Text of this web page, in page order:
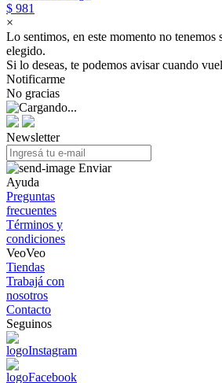
$ 981
×
Lo sentimos, en este momento no tenemos
elegido.
Si lo deseas, te podemos avisar cuando
Notificarme
No gracias
Newsletter
Enviar
Ayuda
Preguntas
frecuentes
Términos y
condiciones
VeoVeo
Tiendas
Trabajá con
nosotros
Contacto
Seguinos